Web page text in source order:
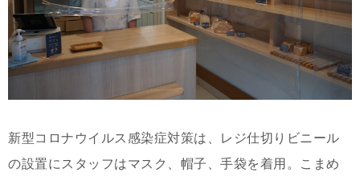
新型コロナウイルス感染症対策は、レジ仕切りビニール
の設置にスタッフはマスク、帽子、手袋を着用。こまめ